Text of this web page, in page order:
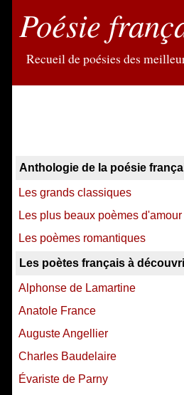
Poésie
Recueil de poésies des
Anthologie de la poésie
Les grands classiques
Les plus beaux poèmes d'amour
Les poèmes romantiques
Les poètes français à
Alphonse de Lamartine
Anatole France
Auguste Angellier
Charles Baudelaire
Évariste de Parny